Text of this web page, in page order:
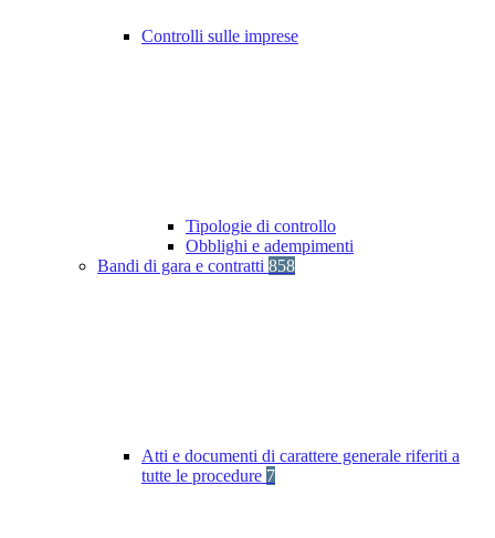
Controlli sulle imprese
Tipologie di controllo
Obblighi e adempimenti
Bandi di gara e contratti 858
Atti e documenti di carattere generale riferiti a
tutte le procedure 7